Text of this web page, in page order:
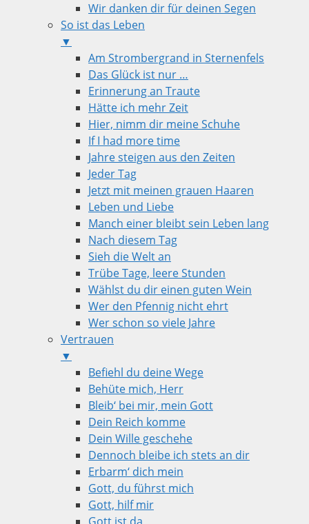
Wir danken dir für deinen Segen
So ist das Leben
▼
Am Strombergrand in Sternenfels
Das Glück ist nur …
Erinnerung an Traute
Hätte ich mehr Zeit
Hier, nimm dir meine Schuhe
If I had more time
Jahre steigen aus den Zeiten
Jeder Tag
Jetzt mit meinen grauen Haaren
Leben und Liebe
Manch einer bleibt sein Leben lang
Nach diesem Tag
Sieh die Welt an
Trübe Tage, leere Stunden
Wählst du dir einen guten Wein
Wer den Pfennig nicht ehrt
Wer schon so viele Jahre
Vertrauen
▼
Befiehl du deine Wege
Behüte mich, Herr
Bleib‘ bei mir, mein Gott
Dein Reich komme
Dein Wille geschehe
Dennoch bleibe ich stets an dir
Erbarm‘ dich mein
Gott, du führst mich
Gott, hilf mir